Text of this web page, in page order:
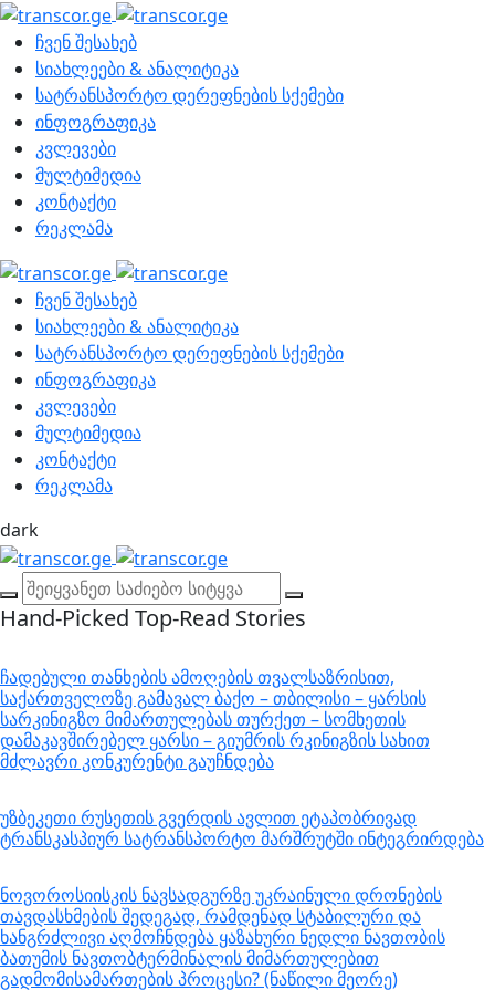
ჩვენ შესახებ
სიახლეები & ანალიტიკა
სატრანსპორტო დერეფნების სქემები
ინფოგრაფიკა
კვლევები
მულტიმედია
კონტაქტი
რეკლამა
ჩვენ შესახებ
სიახლეები & ანალიტიკა
სატრანსპორტო დერეფნების სქემები
ინფოგრაფიკა
კვლევები
მულტიმედია
კონტაქტი
რეკლამა
dark
Hand-Picked Top-Read Stories
ჩადებული თანხების ამოღების თვალსაზრისით,
საქართველოზე გამავალ ბაქო – თბილისი – ყარსის
სარკინიგზო მიმართულებას თურქეთ – სომხეთის
დამაკავშირებელ ყარსი – გიუმრის რკინიგზის სახით
მძლავრი კონკურენტი გაუჩნდება
უზბეკეთი რუსეთის გვერდის ავლით ეტაპობრივად
ტრანსკასპიურ სატრანსპორტო მარშრუტში ინტეგრირდება
ნოვოროსიისკის ნავსადგურზე უკრაინული დრონების
თავდასხმების შედეგად, რამდენად სტაბილური და
ხანგრძლივი აღმოჩნდება ყაზახური ნედლი ნავთობის
ბათუმის ნავთობტერმინალის მიმართულებით
გადმომისამართების პროცესი? (ნაწილი მეორე)